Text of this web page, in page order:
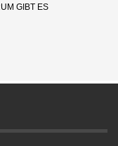
GIBT ES